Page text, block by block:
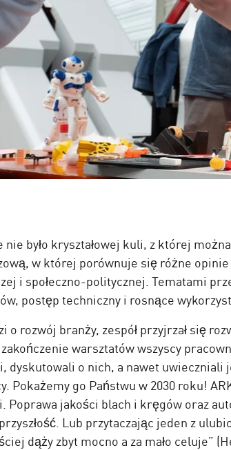
nie było kryształowej kuli, z której
w której porównuje się różne
i społeczno-politycznej. Tematami
postęp techniczny i rosnące
o rozwój branży, zespół przyjrzał się
warsztatów wszyscy
dyskutowali o nich, a nawet
Pokażemy go Państwu w 2030 roku!
Poprawa jakości blach i kręgów oraz
Lub przytaczając jeden z
dąży zbyt mocno a za mało celuje”